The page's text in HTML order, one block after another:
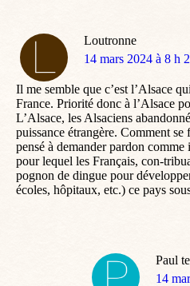
Loutronne
dit
14 mars 2024 à 8 h
Il me semble que c’est l’Alsace
France. Priorité donc à l’Alsace
L’Alsace, les Alsaciens
puissance étrangère. Comment
pensé à demander pardon
pour lequel les Français, con-
pognon de dingue pour
écoles, hôpitaux, etc.) ce pays
Paul
dit
14